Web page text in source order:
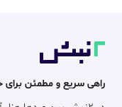
راهی سریع و مطمئن برای